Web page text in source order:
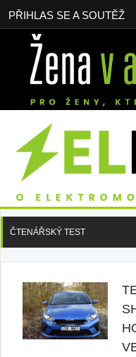
PŘIHLAS SE A SOUTĚŽ
ČTENÁŘSKÝ TEST